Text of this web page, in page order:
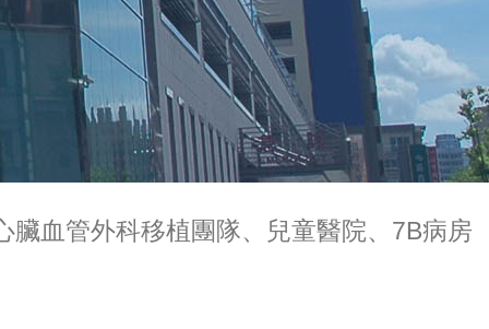
臟血管外科移植團隊、兒童醫院、7B病房